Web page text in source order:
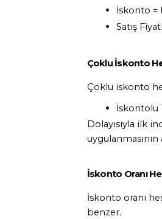
İskonto =
Satış
Çoklu İskonto
Çoklu iskonto
İskontolu
Dolayısıyla ilk
İskonto Oranı
İskonto oranı
benzer.